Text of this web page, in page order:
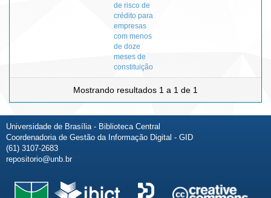
de risco de
crédito para
empresas
com menos
de doze
meses de
constituição
Mostrando resultados 1 a 1 de 1
Universidade de Brasília - Biblioteca Central
Coordenadoria de Gestão da Informação Digital - GID
(61) 3107-2683
repositorio@unb.br